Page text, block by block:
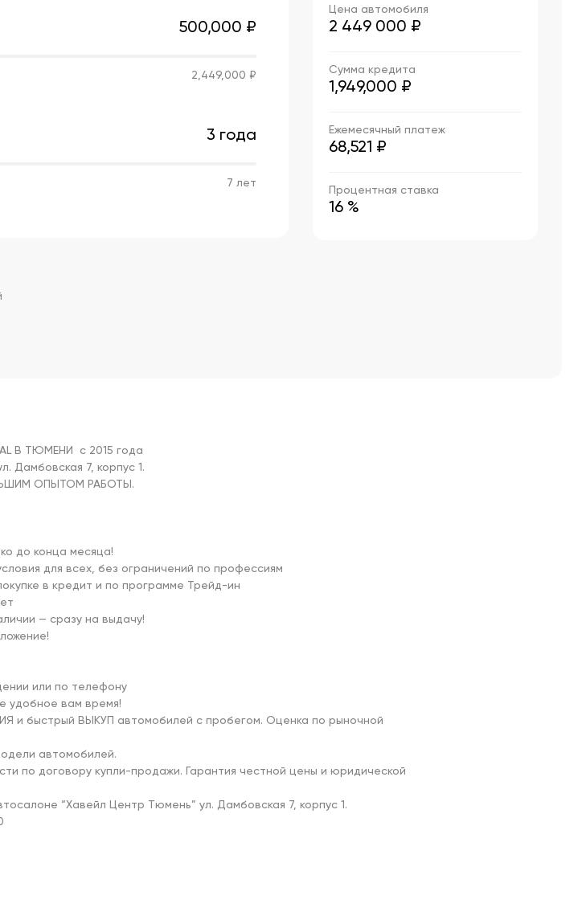
500,000 ₽
2,449,000 ₽
3 года
7 лет
Цена автомобиля
2 449 000 ₽
Сумма кредита
1,949,000 ₽
Ежемесячный платеж
68,521 ₽
Процентная ставка
16 %
В ТЮМЕНИ  с 2015 года
7, корпус 1.
ОПЫТОМ РАБОТЫ.
до конца месяца!
для всех, без ограничений по профессиям
в кредит и по программе Трейд-ин
— сразу на выдачу!
или по телефону
удобное вам время!
и быстрый ВЫКУП автомобилей с пробегом. Оценка по рыночной
автомобилей.
по договору купли-продажи. Гарантия честной цены и юридической
“Хавейл Центр Тюмень” ул. Дамбовская 7, корпус 1.